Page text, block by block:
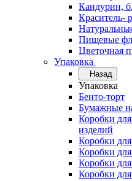
Кандурин,
Краситель-
Пищевые
Цветочная
Упаковка
Назад
Упаковка
Бенто-торт
Бумажные
Коробки
изделий
Коробки
Коробки
Коробки
Коробки